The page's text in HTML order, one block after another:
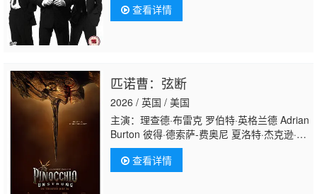
查看详情
匹诺曹：弦断
2026 / 英国 / 美国
主演：理查德·布雷克 罗伯特·英格兰德 Adrian
Burton 彼得·德索萨-费奥尼 夏洛特·杰克逊·科
尔曼 凯莉·里安·桑松 Karolina Ugrenyuk 艾玛·
泰特 亚历山大·巴特勒 Cameron Bell Amanda
Jane York Bevan Thomas Jessica
查看详情